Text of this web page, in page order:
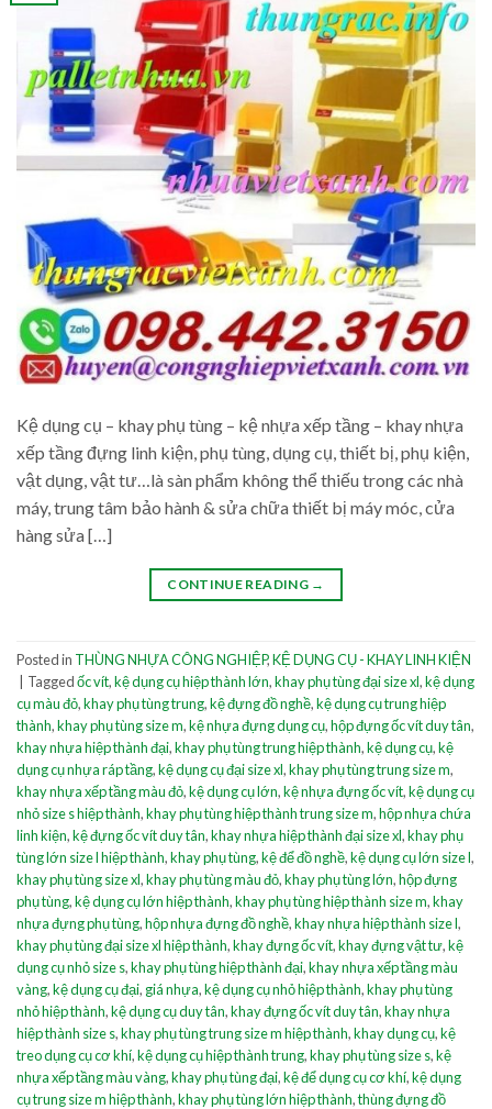
Kệ dụng cụ – khay phụ tùng – kệ nhựa xếp tầng – khay nhựa
xếp tầng đựng linh kiện, phụ tùng, dụng cụ, thiết bị, phụ kiện,
vật dụng, vật tư…là sàn phẩm không thể thiếu trong các nhà
máy, trung tâm bảo hành & sửa chữa thiết bị máy móc, cửa
hàng sửa […]
CONTINUE READING →
Posted in THÙNG NHỰA CÔNG NGHIỆP,KỆ DỤNG CỤ - KHAY LINH KIỆN
Taggedốc vít,kệ dụng cụ hiệp thành lớn,khay phụ tùng đại size xl,kệ dụng
cụ màu đỏ,khay phụ tùng trung,kệ đựng đồ nghề,kệ dụng cụ trung hiệp
thành,khay phụ tùng size m,kệ nhựa đựng dụng cụ,hộp đựng ốc vít duy tân,
khay nhựa hiệp thành đại,khay phụ tùng trung hiệp thành,kệ dụng cụ,kệ
dụng cụ nhựa ráp tầng,kệ dụng cụ đại size xl,khay phụ tùng trung size m,
khay nhựa xếp tầng màu đỏ,kệ dụng cụ lớn,kệ nhựa đựng ốc vít,kệ dụng cụ
nhỏ size s hiệp thành,khay phụ tùng hiệp thành trung size m,hộp nhựa chứa
linh kiện,kệ đựng ốc vít duy tân,khay nhựa hiệp thành đại size xl,khay phụ
tùng lớn size l hiệp thành,khay phụ tùng,kệ để đồ nghề,kệ dụng cụ lớn size l,
khay phụ tùng size xl,khay phụ tùng màu đỏ,khay phụ tùng lớn,hộp đựng
phụ tùng,kệ dụng cụ lớn hiệp thành,khay phụ tùng hiệp thành size m,khay
nhựa đựng phụ tùng,hộp nhựa đựng đồ nghề,khay nhựa hiệp thành size l,
khay phụ tùng đại size xl hiệp thành,khay đựng ốc vít,khay đựng vật tư,kệ
dụng cụ nhỏ size s,khay phụ tùng hiệp thành đại,khay nhựa xếp tầng màu
vàng,kệ dụng cụ đại, giá nhựa,kệ dụng cụ nhỏ hiệp thành,khay phụ tùng
nhỏ hiệp thành,kệ dụng cụ duy tân,khay đựng ốc vít duy tân,khay nhựa
hiệp thành size s,khay phụ tùng trung size m hiệp thành,khay dụng cụ,kệ
treo dụng cụ cơ khí,kệ dụng cụ hiệp thành trung,khay phụ tùng size s,kệ
nhựa xếp tầng màu vàng,khay phụ tùng đại,kệ để dụng cụ cơ khí,kệ dụng
cụ trung size m hiệp thành,khay phụ tùng lớn hiệp thành,thùng đựng đồ